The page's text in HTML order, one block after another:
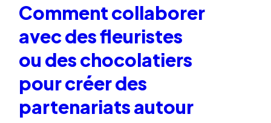
Comment collaborer
avec des fleuristes
ou des chocolatiers
pour créer des
partenariats autour